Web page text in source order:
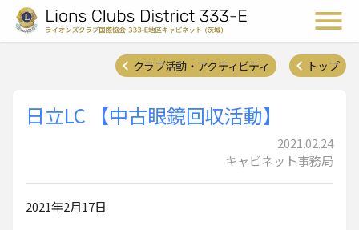
ライオンズクラ
トップ
クラブ活動・アクティビティ
日立LC 【中古眼鏡回収活動】
2021.02.24
キャビネット事務局
2021年2月17日